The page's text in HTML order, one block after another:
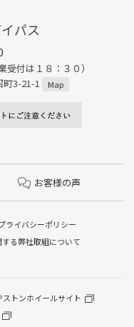
パス
付は１８：３０）
3-21-1
Map
お客様の声
ライバシーポリシー
る弊社取組について
ストンホイールサイト
え/オイル交換/その他